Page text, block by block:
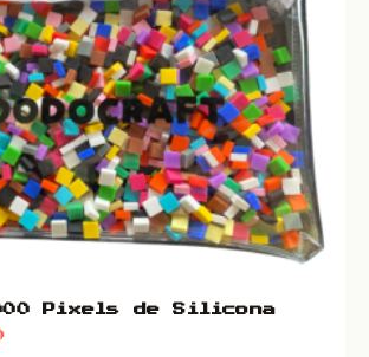
Pixels de Silicona